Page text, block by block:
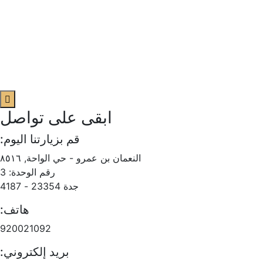
ابقى على تواصل
قم بزيارتنا اليوم:
النعمان بن عمرو - حي الواحة, ۸٥۱٦
رقم الوحدة: 3
جدة 23354 - 4187
هاتف:
920021092
بريد إلكتروني: